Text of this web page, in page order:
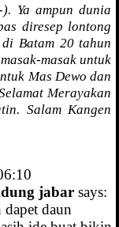
Ya ampun dunia
diresep lontong
Batam 20 tahun
masak untuk
Mas Dewo dan
Merayakan
Salam Kangen
jabar says:
dapet daun